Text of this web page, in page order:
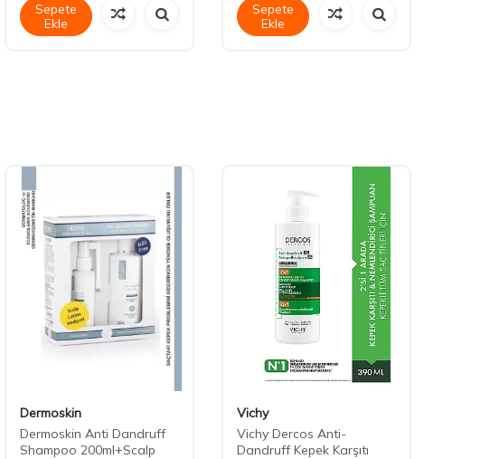
Sepete
Ekle
Sepete
Ekle
Dermoskin
Dermoskin Anti Dandruff
Shampoo 200ml+Scalp
Vichy
Vichy Dercos Anti-
Dandruff Kepek Karşıtı